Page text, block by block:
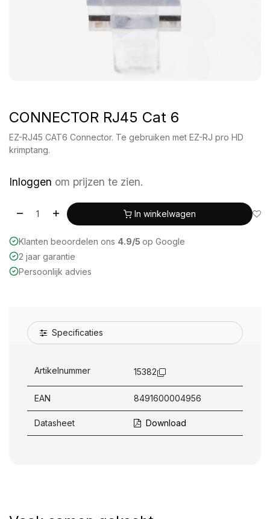
CONNECTOR RJ45 Cat 6
EZ-RJ45 CAT6 Connector. Te gebruiken met EZ-RJ pro HD
krimptang.
Inloggen om prijzen te zien.
In winkelwagen
Klanten beoordelen ons 4.9/5 op Google
2 jaar garantie
Persoonlijk advies
Specificaties
Artikelnummer 15382
EAN 8491600004956
Datasheet Download